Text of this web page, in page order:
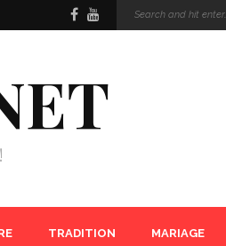
TRADITION MARIAGE